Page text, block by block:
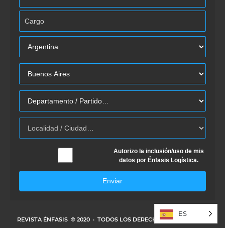
Autorizo la inclusión/uso de mis
datos por Énfasis Logística.
Enviar
REVISTA ÉNFASIS © 2020 · TODOS LOS DERECHOS RESERVADOS
ES